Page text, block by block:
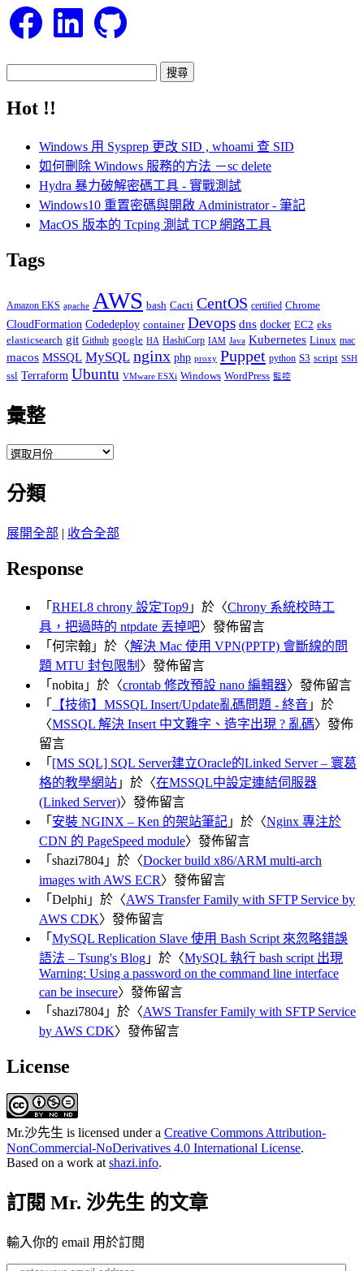
FacebookLinkedIn GitHub
關
Hot !!
Windows 用 Sysprep 更改 SID , whoami 查 SID
如何刪除 Windows 服務的方法 －sc delete
Hydra 暴力破解密碼工具 - 實戰測試
Windows10 重置密碼與開啟 Administrator - 筆記
MacOS 版本的 Tcping 測試 TCP 網路工具
Tags
Amazon EKS apache AWS bash Cacti CentOS certified Chrome
CloudFormation Codedeploy container Devops dns docker EC2 eks
elasticsearch git Github google HA HashiCorp IAM Java Kubernetes Linux mac
macos MSSQL MySQL nginx php proxy Puppet python S3 script SSH
ssl Terraform Ubuntu VMware ESXi Windows WordPress 監控
彙整
彙
分類
展開全部 | 收合全部
Response
「 RHEL8 chrony 設定Top9 」於〈Chrony 系統校時工
具，把過時的 ntpdate 丟掉吧〉發佈留言
「 何宗翰 」於〈解決 Mac 使用 VPN(PPTP) 會斷線的問
題 MTU 封包限制 〉發佈留言
「 nobita 」於〈crontab 修改預設 nano 編輯器〉發佈留言
「
【技術】MSSQL Insert/Update亂碼問題 - 終音 」於
〈MSSQL 解決 Insert 中文難字、造字出現 ? 亂碼〉發佈
留言
「 [MS SQL] SQL Server建立Oracle的Linked Server – 寰葛
格的教學網站 」於〈在MSSQL中設定連結伺服器
(Linked Server)〉發佈留言
「 安裝 NGINX – Ken 的架站筆記 」於〈Nginx 專注於
CDN 的 PageSpeed module〉發佈留言
「 shazi7804 」於〈Docker build x86/ARM multi-arch
images with AWS ECR〉發佈留言
「 Delphi 」於〈AWS Transfer Family with SFTP Service by
AWS CDK〉發佈留言
「 MySQL Replication Slave 使用 Bash Script 來忽略錯誤
語法 – Tsung's Blog 」於〈MySQL 執行 bash script 出現
Warning: Using a password on the command line interface
can be insecure〉發佈留言
「 shazi7804 」於〈AWS Transfer Family with SFTP Service
by AWS CDK〉發佈留言
License
Mr.沙先生 is licensed under a Creative Commons Attribution-
NonCommercial-NoDerivatives 4.0 International License.
Based on a work atshazi.info.
訂閱 Mr. 沙先生 的文章
輸入你的 email 用於訂閱